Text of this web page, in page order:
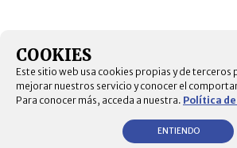
COOKIES
Este sitio web usa cookies propias y de terceros
mejorar nuestros servicio y conocer el
Para conocer más, acceda a nuestra. Política de
ENTIENDO